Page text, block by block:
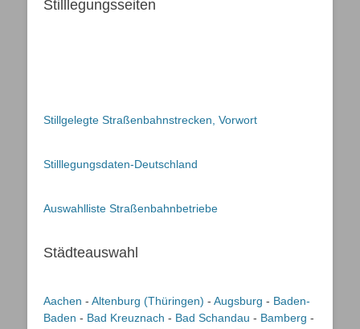
Stilllegungsseiten
Stillgelegte Straßenbahnstrecken, Vorwort
Stilllegungsdaten-Deutschland
Auswahlliste Straßenbahnbetriebe
Städteauswahl
Aachen - Altenburg (Thüringen) - Augsburg - Baden-
Baden - Bad Kreuznach - Bad Schandau - Bamberg -